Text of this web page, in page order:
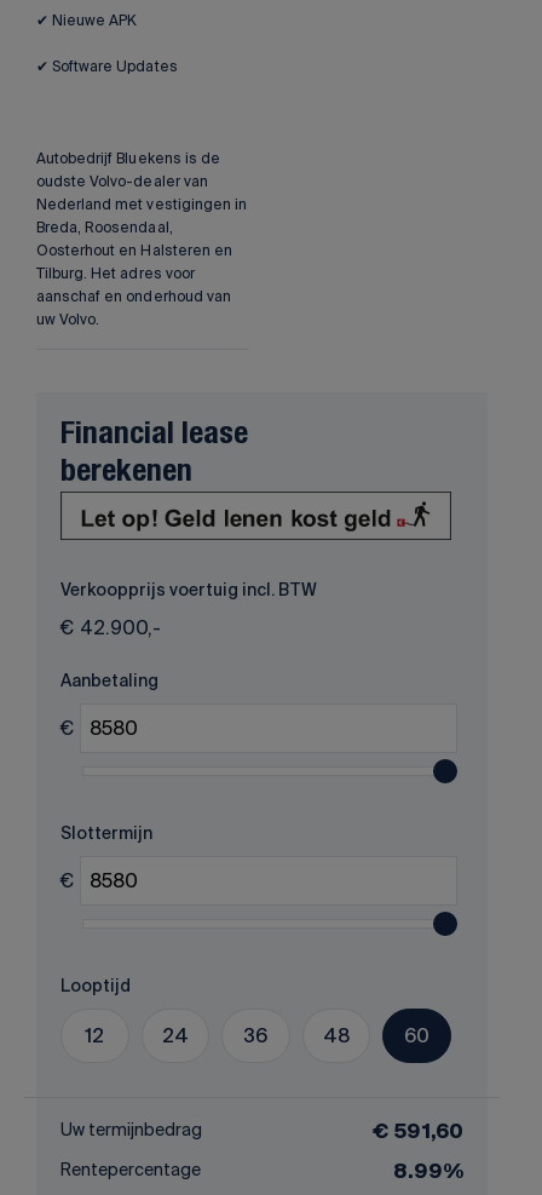
✔ Nieuwe APK
✔ Software Updates
Autobedrijf Bluekens is de
oudste Volvo-dealer van
Nederland met vestigingen in
Breda, Roosendaal,
Oosterhout en Halsteren en
Tilburg. Het adres voor
aanschaf en onderhoud van
uw Volvo.
Financial lease
berekenen
Verkoopprijs voertuig incl. BTW
€ 42.900,-
Aanbetaling
€
Slottermijn
€
Looptijd
12 24 36 48 60
Uw termijnbedrag € 591,60
Rentepercentage 8.99%